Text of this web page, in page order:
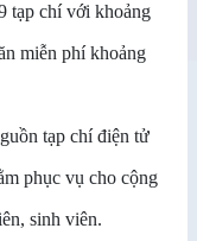
tạp chí với khoảng
miễn phí khoảng
tạp chí điện tử
phục vụ cho cộng
sinh viên.